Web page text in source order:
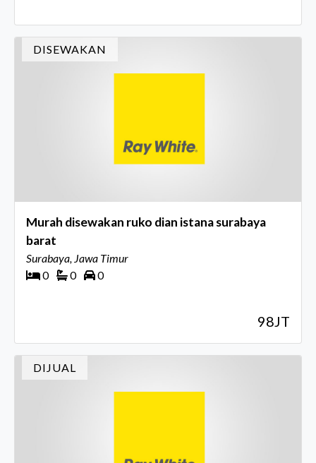
DISEWAKAN
Murah disewakan ruko dian istana surabaya
barat
Surabaya, Jawa Timur
0
0 0
98JT
DIJUAL